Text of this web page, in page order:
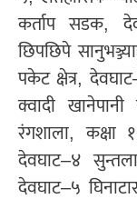
कर्ताप सडक,
छिपछिपे
पकेट क्षेत्र,
क्वादी
रंगशाला, कक्षा
देवघाट–४
देवघाट–५